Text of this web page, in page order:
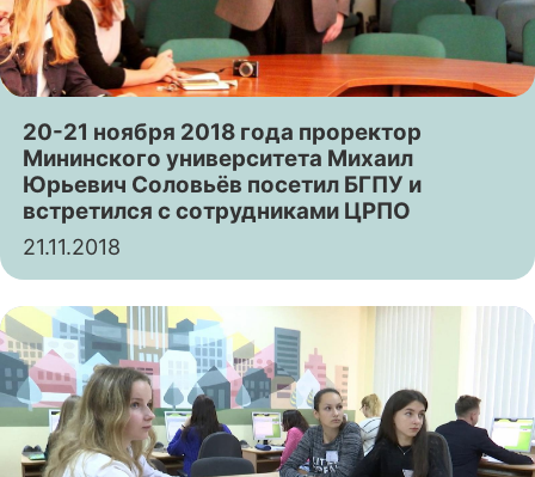
20-21 ноября 2018 года проректор
Мининского университета Михаил
Юрьевич Соловьёв посетил БГПУ и
встретился с сотрудниками ЦРПО
21.11.2018